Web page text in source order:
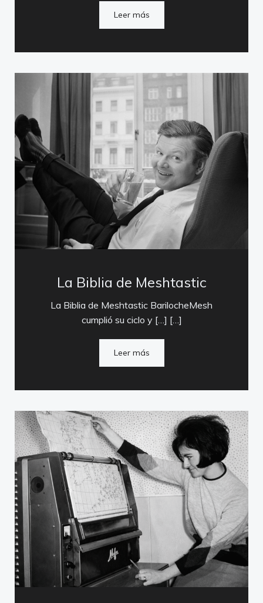
Leer más
La Biblia de Meshtastic
La Biblia de Meshtastic BarilocheMesh
cumplió su ciclo y […] […]
Leer más